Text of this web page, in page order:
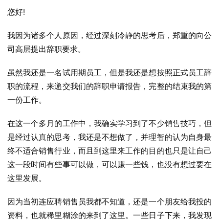
您好!
我因为诸多个人原因，经过深刻冷静的思考后，郑重的向公
司高层提出辞职要求。
虽然我还是一名试用期员工，但是我还是想按照正式员工辞
职的流程，来递交我们的辞职申请报告，完整的结束我的第
一份工作。
在这一个多月的工作中，我确实学习到了不少销售技巧，但
是经过认真的思考，我还是不想做了，并理智的认为自身最
终不适合销售行业，而且到这里来工作的目的也只是让自己
这一段时间有些事可以做，可以赚一些钱，也没有想过要在
这里发展。
因为当初连应聘销售员我都不知道，还是一个朋友给我投的
资料，也就稀里糊涂的来到了这里。一些日子下来，我发现